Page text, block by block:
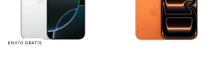
ENVÍO GRATIS